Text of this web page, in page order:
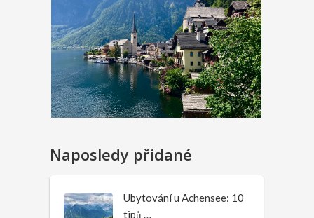
Naposledy přidané
Ubytování u Achensee: 10
tipů …